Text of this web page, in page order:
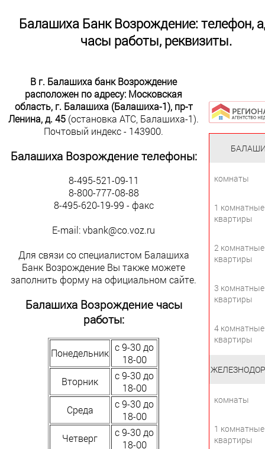
Балашиха Банк Возрождение: телефон,
часы работы, реквизиты.
В г. Балашиха банк Возрождение
расположен по адресу: Московская
область, г. Балашиха (Балашиха-1), пр-т
Ленина, д. 45 (остановка АТС, Балашиха-1).
Почтовый индекс - 143900.
Балашиха Возрождениетелефоны:
8-495-521-09-11
8-800-777-08-88
8-495-620-19-99 - факс
Е-mail: vbank@co.voz.ru
Для связи со специалистом Балашиха
Банк Возрождение Вы также можете
заполнить форму на официальном сайте.
Балашиха Возрождение часы
работы:
Понедельник с 9-30 до
18-00
Вторник
с 9-30 до
18-00
Среда
с 9-30 до
18-00
Четверг
с 9-30 до
18-00
комнаты
1 комнатные
квартиры
2 комнатные
квартиры
3 комнатные
квартиры
4 комнатные
квартиры
комнаты
1 комнатные
квартиры